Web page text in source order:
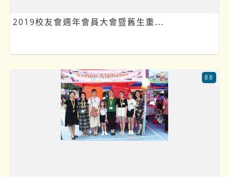
2019校友會週年會員大會暨舊生重...
88